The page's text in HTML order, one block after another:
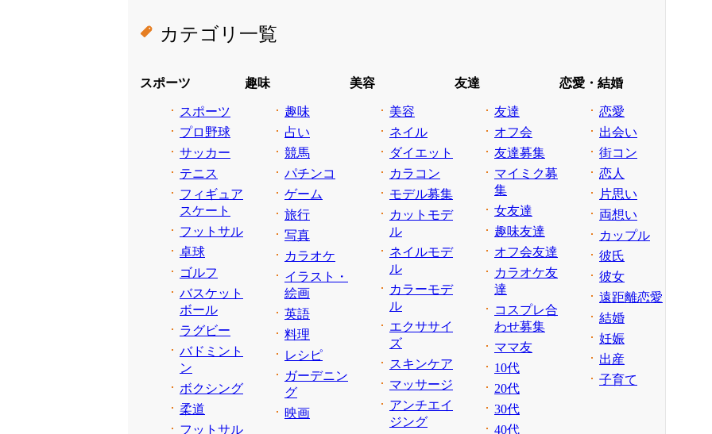
カテゴリ一覧
スポーツ
スポーツ
プロ野球
サッカー
テニス
フィギュア
スケート
フットサル
卓球
ゴルフ
バスケット
ボール
ラグビー
バドミント
ン
ボクシング
柔道
フットサル
趣味
趣味
占い
競馬
パチンコ
ゲーム
旅行
写真
カラオケ
イラスト・
絵画
英語
料理
レシピ
ガーデニン
グ
映画
美容
美容
ネイル
ダイエット
カラコン
モデル募集
カットモデ
ル
ネイルモデ
ル
カラーモデ
ル
エクササイ
ズ
スキンケア
マッサージ
アンチエイ
ジング
友達
友達
オフ会
友達募集
マイミク募
集
女友達
趣味友達
オフ会友達
カラオケ友
達
コスプレ合
わせ募集
ママ友
10代
20代
30代
40代
恋愛・結婚
恋愛
出会い
街コン
恋人
片思い
両想い
カップル
彼氏
彼女
遠距離恋愛
結婚
妊娠
出産
子育て